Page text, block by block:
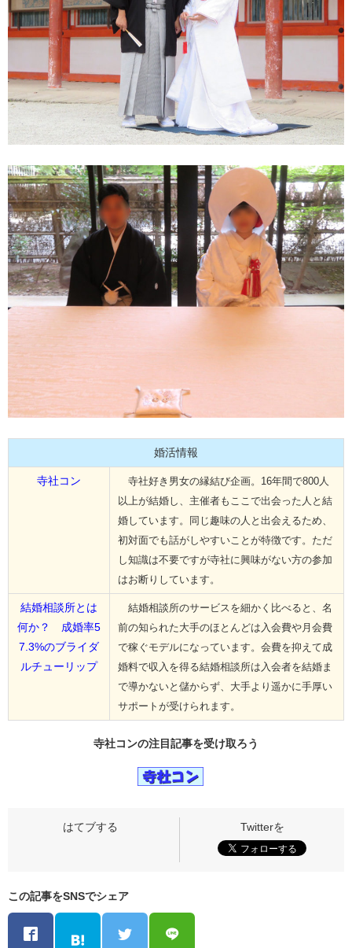
婚活情報
寺社コン
寺社好き男女の縁結び企画。16年間で800人
以上が結婚し、主催者もここで出会った人と結
婚しています。同じ趣味の人と出会えるため、
初対面でも話がしやすいことが特徴です。ただ
し知識は不要ですが寺社に興味がない方の参加
はお断りしています。
結婚相談所とは
何か？ 成婚率5
7.3%のブライダ
ルチューリップ
結婚相談所のサービスを細かく比べると、名
前の知られた大手のほとんどは入会費や月会費
で稼ぐモデルになっています。会費を抑えて成
婚料で収入を得る結婚相談所は入会者を結婚ま
で導かないと儲からず、大手より遥かに手厚い
サポートが受けられます。
寺社コンの注目記事を受け取ろう
この記事をSNSでシェア